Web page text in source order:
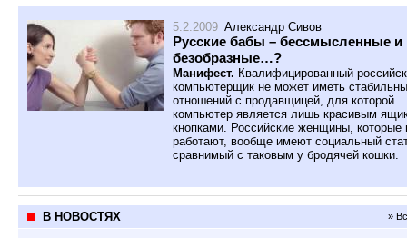
5.2.2009 Александр Сивов
Русские бабы – бессмысленные и
безобразные…?
Манифест. Квалифицированный
компьютерщик не может иметь
отношений с продавщицей, для которой
компьютер является лишь красивым
кнопками. Российские женщины, которые
работают, вообще имеют социальный
сравнимый с таковым у бродячей кошки.
В НОВОСТЯХ »